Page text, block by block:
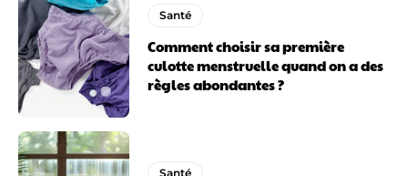
Santé
Comment choisir sa première
culotte menstruelle quand on a des
règles abondantes ?
Santé